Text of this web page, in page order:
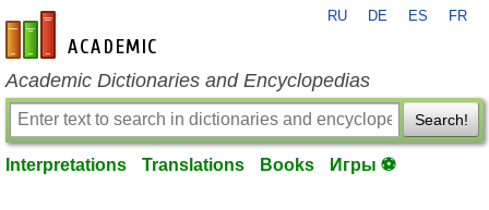
en-academic.com
RU DE ES FR
Academic Dictionaries and Encyclopedias
Search!
Interpretations Translations Books Игры ⚽